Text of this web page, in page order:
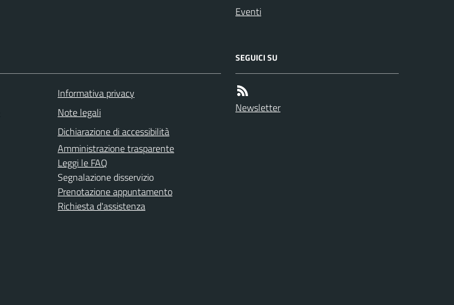
Eventi
Informativa privacy
Note legali
Dichiarazione di accessibilità
Amministrazione trasparente
Leggi le FAQ
Segnalazione disservizio
Prenotazione appuntamento
Richiesta d'assistenza
SEGUICI SU
Newsletter